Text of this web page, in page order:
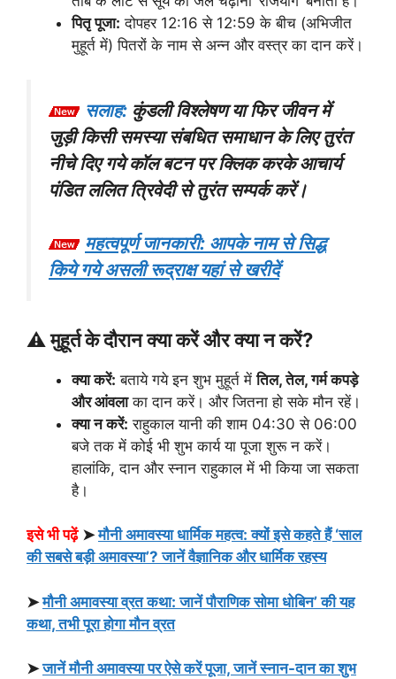
पितृ पूजा: दोपहर 12:16 से 12:59 के बीच (अभिजीत
मुहूर्त में) पितरों के नाम से अन्न और वस्त्र का दान करें।
सलाह: कुंडली विश्लेषण या फिर जीवन में
जुड़ी किसी समस्या संबधित समाधान के लिए तुरंत
नीचे दिए गये कॉल बटन पर क्लिक करके आचार्य
पंडित ललित त्रिवेदी से तुरंत सम्पर्क करें।
महत्वपूर्ण जानकारी: आपके नाम से सिद्ध
किये गये असली रूद्राक्ष यहां से खरीदें
⚠️ मुहूर्त के दौरान क्या करें और क्या न करें?
क्या करें: बताये गये इन शुभ मुहूर्त मेंतिल, तेल, गर्म कपड़े
और आंवलाका दान करें। और जितना हो सके मौन रहें।
क्या न करें: राहुकाल यानी की शाम 04:30 से 06:00
बजे तक में कोई भी शुभ कार्य या पूजा शुरू न करें।
हालांकि, दान और स्नान राहुकाल में भी किया जा सकता
है।
इसे भी पढ़ें ➤मौनी अमावस्या धार्मिक महत्व: क्यों इसे कहते हैं ‘साल
की सबसे बड़ी अमावस्या’? जानें वैज्ञानिक और धार्मिक रहस्य
➤मौनी अमावस्या व्रत कथा: जानें पौराणिक सोमा धोबिन’ की यह
कथा, तभी पूरा होगा मौन व्रत
➤जानें मौनी अमावस्या पर ऐसे करें पूजा, जानें स्नान-दान का शुभ